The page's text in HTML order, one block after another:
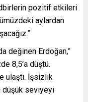
pozitif etkileri
aylardan
değinen Erdoğan,”
8,5’a düştü.
ulaştı. İşsizlik
düşük seviyeyi